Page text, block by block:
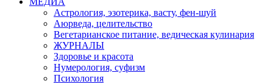
Астрология, эзотерика, васту, фен-шуй
Аюрведа, целительство
Вегетарианское питание, ведическая кулинария
ЖУРНАЛЫ
Здоровье и красота
Нумерология, суфизм
Психология